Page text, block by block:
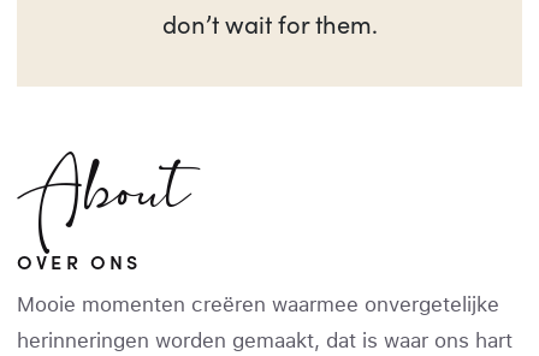
don’t wait for them.
About
OVER ONS
Mooie momenten creëren waarmee onvergetelijke
herinneringen worden gemaakt, dat is waar ons hart